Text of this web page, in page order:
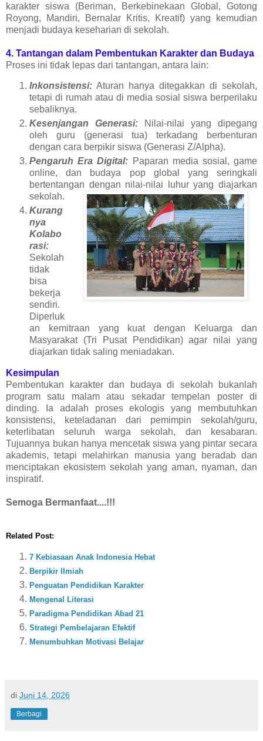
karakter siswa (Beriman, Berkebinekaan Global, Gotong
Royong, Mandiri, Bernalar Kritis, Kreatif) yang kemudian
menjadi budaya keseharian di sekolah.
4. Tantangan dalam Pembentukan Karakter dan Budaya
Proses ini tidak lepas dari tantangan, antara lain:
Inkonsistensi: Aturan hanya ditegakkan di sekolah,
tetapi di rumah atau di media sosial siswa berperilaku
sebaliknya.
Kesenjangan Generasi: Nilai-nilai yang dipegang
oleh guru (generasi tua) terkadang berbenturan
dengan cara berpikir siswa (Generasi Z/Alpha).
Pengaruh Era Digital: Paparan media sosial, game
online, dan budaya pop global yang seringkali
bertentangan dengan nilai-nilai luhur yang diajarkan
sekolah.
Kurang
nya
Kolabo
rasi:
Sekolah
tidak
bisa
bekerja
sendiri.
Diperluk
an kemitraan yang kuat dengan Keluarga dan
Masyarakat (Tri Pusat Pendidikan) agar nilai yang
diajarkan tidak saling meniadakan.
Kesimpulan
Pembentukan karakter dan budaya di sekolah bukanlah
program satu malam atau sekadar tempelan poster di
dinding. Ia adalah proses ekologis yang membutuhkan
konsistensi, keteladanan dari pemimpin sekolah/guru,
keterlibatan seluruh warga sekolah, dan kesabaran.
Tujuannya bukan hanya mencetak siswa yang pintar secara
akademis, tetapi melahirkan manusia yang beradab dan
menciptakan ekosistem sekolah yang aman, nyaman, dan
inspiratif.
Semoga Bermanfaat....!!!
Related Post:
7 Kebiasaan Anak Indonesia Hebat
Berpikir Ilmiah
Penguatan Pendidikan Karakter
Mengenal Literasi
Paradigma Pendidikan Abad 21
Strategi Pembelajaran Efektif
Menumbuhkan Motivasi Belajar
di Juni 14, 2026
Berbagi